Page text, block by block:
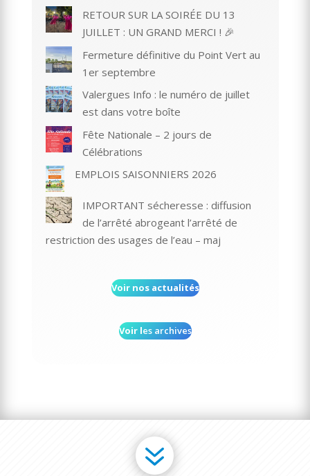
RETOUR SUR LA SOIRÉE DU 13
JUILLET : UN GRAND MERCI ! 🎉
Fermeture définitive du Point Vert au
1er septembre
Valergues Info : le numéro de juillet
est dans votre boîte
Fête Nationale – 2 jours de
Célébrations
EMPLOIS SAISONNIERS 2026
IMPORTANT sécheresse : diffusion
de l’arrêté abrogeant l’arrêté de
restriction des usages de l’eau – maj
Voir nos actualités
Voir les archives
7